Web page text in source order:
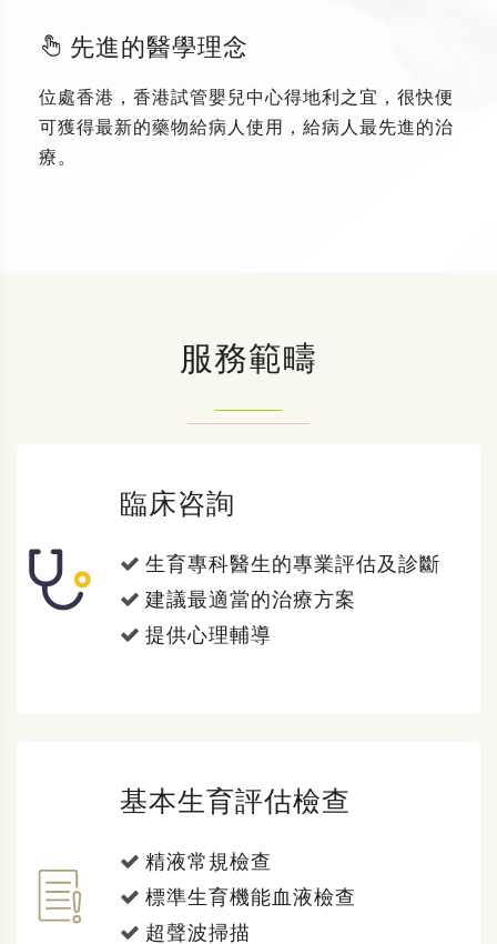
先進的醫學理念
位處香港，香港試管嬰兒中心得地利之宜，很快便
可獲得最新的藥物給病人使用，給病人最先進的治
療。
服務範疇
臨床咨詢
生育專科醫生的專業評估及診斷
建議最適當的治療方案
提供心理輔導
基本生育評估檢查
精液常規檢查
標準生育機能血液檢查
超聲波掃描